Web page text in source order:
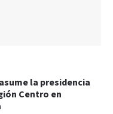
la presidencia
Centro en